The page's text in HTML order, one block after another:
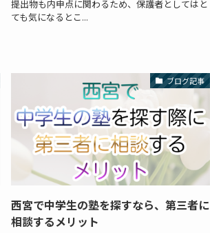
提出物も内申点に関わるため、保護者としてはと
ても気になるとこ...
ブログ記事
西宮で中学生の塾を探すなら、第三者に
相談するメリット